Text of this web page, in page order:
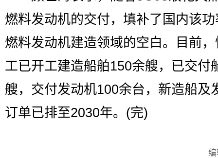
燃料发动机的交付，填补了国内该
燃料发动机建造领域的空白。目前
工已开工建造船舶150余艘，已交付
艘，交付发动机100余台，新造船及
订单已排至2030年。(完)